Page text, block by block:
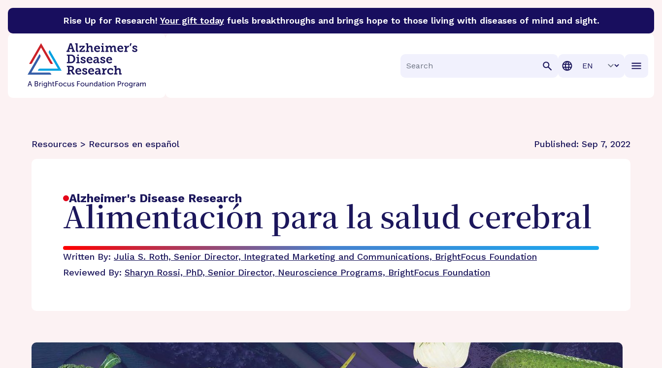
Rise Up for Research! Your gift todayfuels breakthroughs and brings hope to those living with diseases of mind and sight.
BrightFocus FoundationBrightFocus is a premier funder of groundbreaking research in an urgent effort to discover cures for Alzheimer’s disease, macular
Search
Translation
Resources > Recursos en español Published: Sep 7, 2022
Alzheimer's Disease Research
Alimentación para la salud cerebral
Written By: Julia S. Roth, Senior Director, Integrated Marketing and Communications, BrightFocus Foundation
Reviewed By: Sharyn Rossi, PhD, Senior Director, Neuroscience Programs, BrightFocus Foundation